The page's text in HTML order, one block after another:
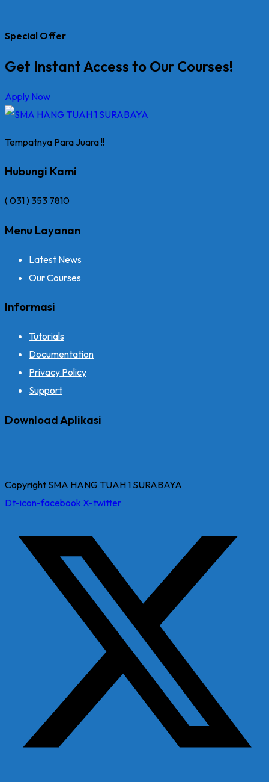
Special Offer
Get Instant Access to Our Courses!
Apply Now
Tempatnya Para Juara !!
Hubungi Kami
( 031 ) 353 7810
Menu Layanan
Latest News
Our Courses
Informasi
Tutorials
Documentation
Privacy Policy
Support
Download Aplikasi
Copyright SMA HANG TUAH 1 SURABAYA
Dt-icon-facebook X-twitter